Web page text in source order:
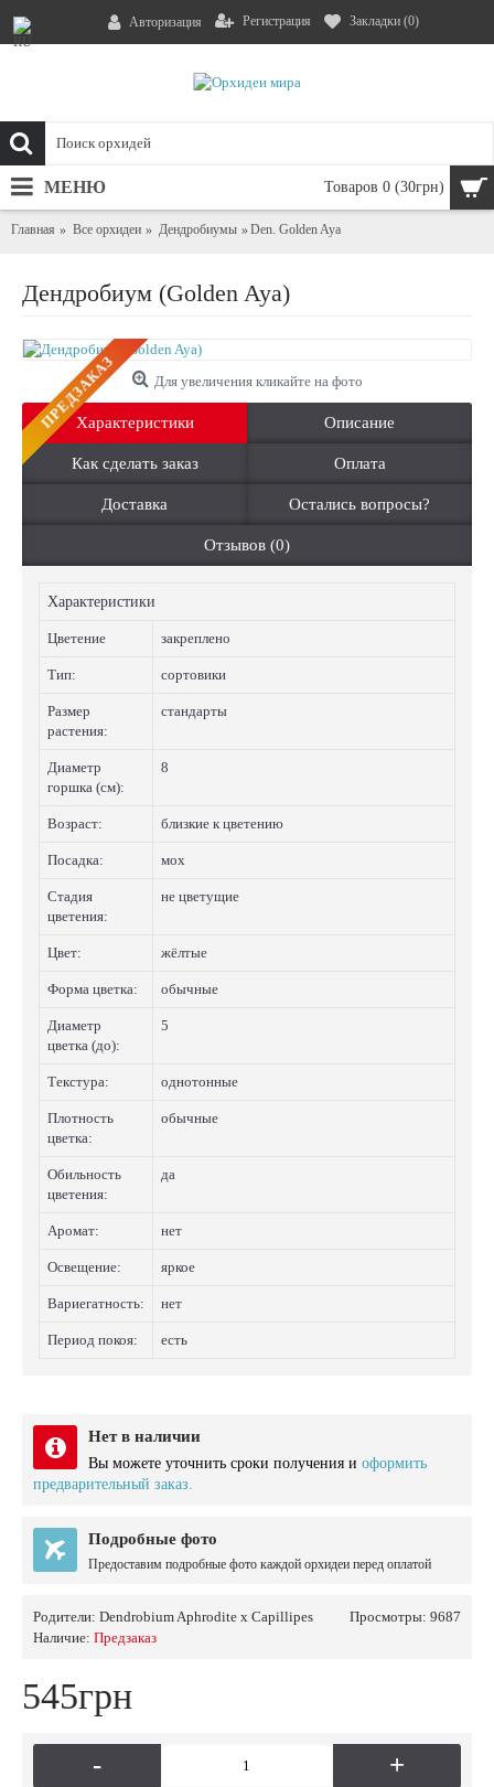
Авторизация Регистрация Закладки (0)
Товаров 0 (30грн)
МЕНЮ
Главная Все орхидеи Дендробиумы Den. Golden Aya
Дендробиум (Golden Aya)
ПРЕДЗАКАЗ Для увеличения кликайте на фото
Характеристики Описание
Как сделать заказ Оплата
Доставка Остались вопросы?
Отзывов (0)
Характеристики
Цветение закреплено
Тип: сортовики
Размер
растения:
стандарты
Диаметр
горшка (см):
8
Возраст: близкие к цветению
Посадка: мох
Стадия
цветения:
не цветущие
Цвет: жёлтые
Форма цветка: обычные
Диаметр
цветка (до):
5
Текстура: однотонные
Плотность
цветка:
обычные
Обильность
цветения:
да
Аромат: нет
Освещение: яркое
Вариегатность: нет
Период покоя: есть
Нет в наличии
Вы можете уточнить сроки получения и оформить
предварительный заказ.
Подробные фото
Предоставим подробные фото каждой орхидеи перед оплатой
Просмотры: 9687
Родители: Dendrobium Aphrodite x Capillipes
Наличие: Предзаказ
545грн
- +